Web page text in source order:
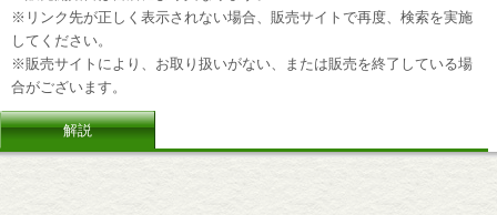
※リンク先が正しく表示されない場合、販売サイトで再度、検索を実施
してください。
※販売サイトにより、お取り扱いがない、または販売を終了している場
合がございます。
解説